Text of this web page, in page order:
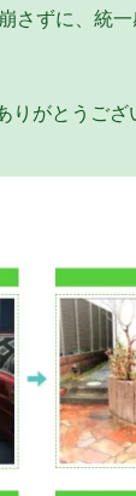
さずに、統一
りがとうござ